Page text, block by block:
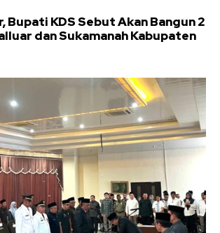
Bupati KDS Sebut Akan Bangun 2
dan Sukamanah Kabupaten